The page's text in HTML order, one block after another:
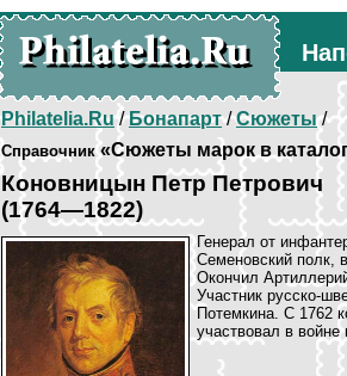
Philatelia.Ru/Бонапарт/Сюжеты/
Справочник«Сюжеты марок в
Коновницын Петр Петрович
(1764—1822)
Генерал от
Семеновский полк,
Окончил
Участник русско-
Потемкина. С 1762
участвовал в